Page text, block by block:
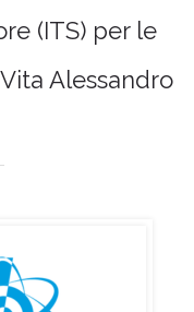
(ITS) per le
Alessandro